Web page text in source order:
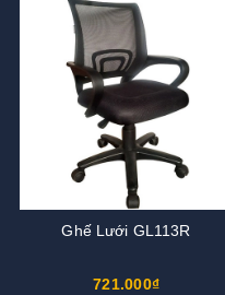
Ghế Lưới GL113R
721.000₫